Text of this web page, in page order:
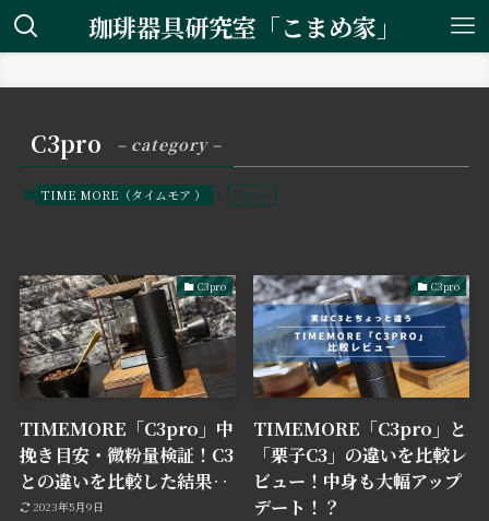
珈琲器具研究室「こまめ家」
C3pro – category –
TIME MORE（タイムモア ） C3pro
C3pro
TIMEMORE「C3pro」中
挽き目安・微粉量検証！C3
との違いを比較した結果‥
2023年5月9日
C3pro
TIMEMORE「C3pro」と
「栗子C3」の違いを比較レ
ビュー！中身も大幅アップ
デート！？